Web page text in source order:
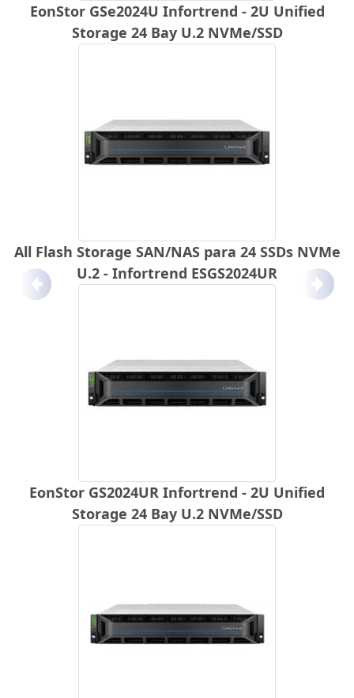
EonStor GSe2024U Infortrend - 2U Unified
Storage 24 Bay U.2 NVMe/SSD
All Flash Storage SAN/NAS para 24 SSDs NVMe
U.2 - Infortrend ESGS2024UR
EonStor GS2024UR Infortrend - 2U Unified
Storage 24 Bay U.2 NVMe/SSD
Anterior